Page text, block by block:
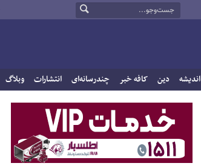
اندیشه دین کافه خبر چندرسانه‌ای انتشارات وبلاگ